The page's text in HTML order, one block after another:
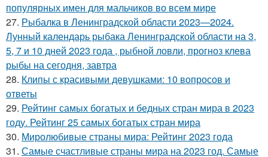
популярных имен для мальчиков во всем мире
27. Рыбалка в Ленинградской области 2023—2024.
Лунный календарь рыбака Ленинградской области на 3,
5, 7 и 10 дней 2023 года , рыбной ловли, прогноз клева
рыбы на сегодня, завтра
28. Клипы с красивыми девушками: 10 вопросов и
ответы
29. Рейтинг самых богатых и бедных стран мира в 2023
году. Рейтинг 25 самых богатых стран мира
30. Миролюбивые страны мира: Рейтинг 2023 года
31. Самые счастливые страны мира на 2023 год. Самые